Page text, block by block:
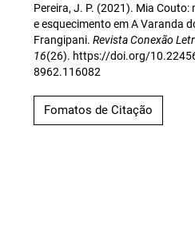
Pereira, J. P. (2021). Mia Couto:
e esquecimento em A Varanda
Frangipani. Revista Conexão
16(26). https://doi.org/
8962.116082
Fomatos de Citação